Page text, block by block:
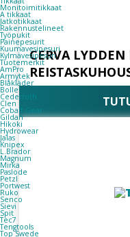
Monitoimitikkaat
A tikkaat
Jatkotikkaat
Rakennustelineet
Työpukit
Painepesurit
Kuumavesipesuri
Kylmävesipesuri
Tuotemerkit
AmPro
Armytek
Blåkläder
Bolle
Cederroth
Clen
Cobalt Gear
Gildan
Hikoki
Hydrowear
Jalas
Knipex
L.Brador
Magnum
Mirka
Paslode
Petzl
Portwest
Ruko
Senco
Sievi
Spit
Tec7
Tengtools
Top Swede
CERVA